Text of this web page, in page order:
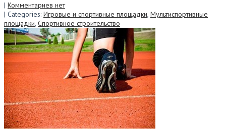
| Комментариев нет
| Categories: Игровые и спортивные площадки, Мультиспортивные
площадки, Спортивное строительство